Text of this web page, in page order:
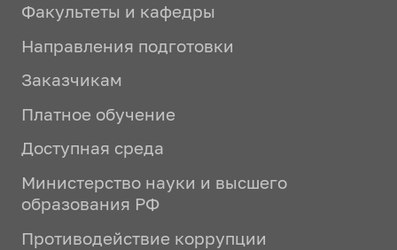
Факультеты и кафедры
Направления подготовки
Заказчикам
Платное обучение
Доступная среда
Министерство науки и высшего
образования РФ
Противодействие коррупции